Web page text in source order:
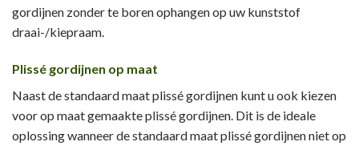
gordijnen zonder te boren ophangen op uw kunststof
draai-/kiepraam.
Plissé gordijnen op maat
Naast de standaard maat plissé gordijnen kunt u ook kiezen
voor op maat gemaakte plissé gordijnen. Dit is de ideale
oplossing wanneer de standaard maat plissé gordijnen niet op